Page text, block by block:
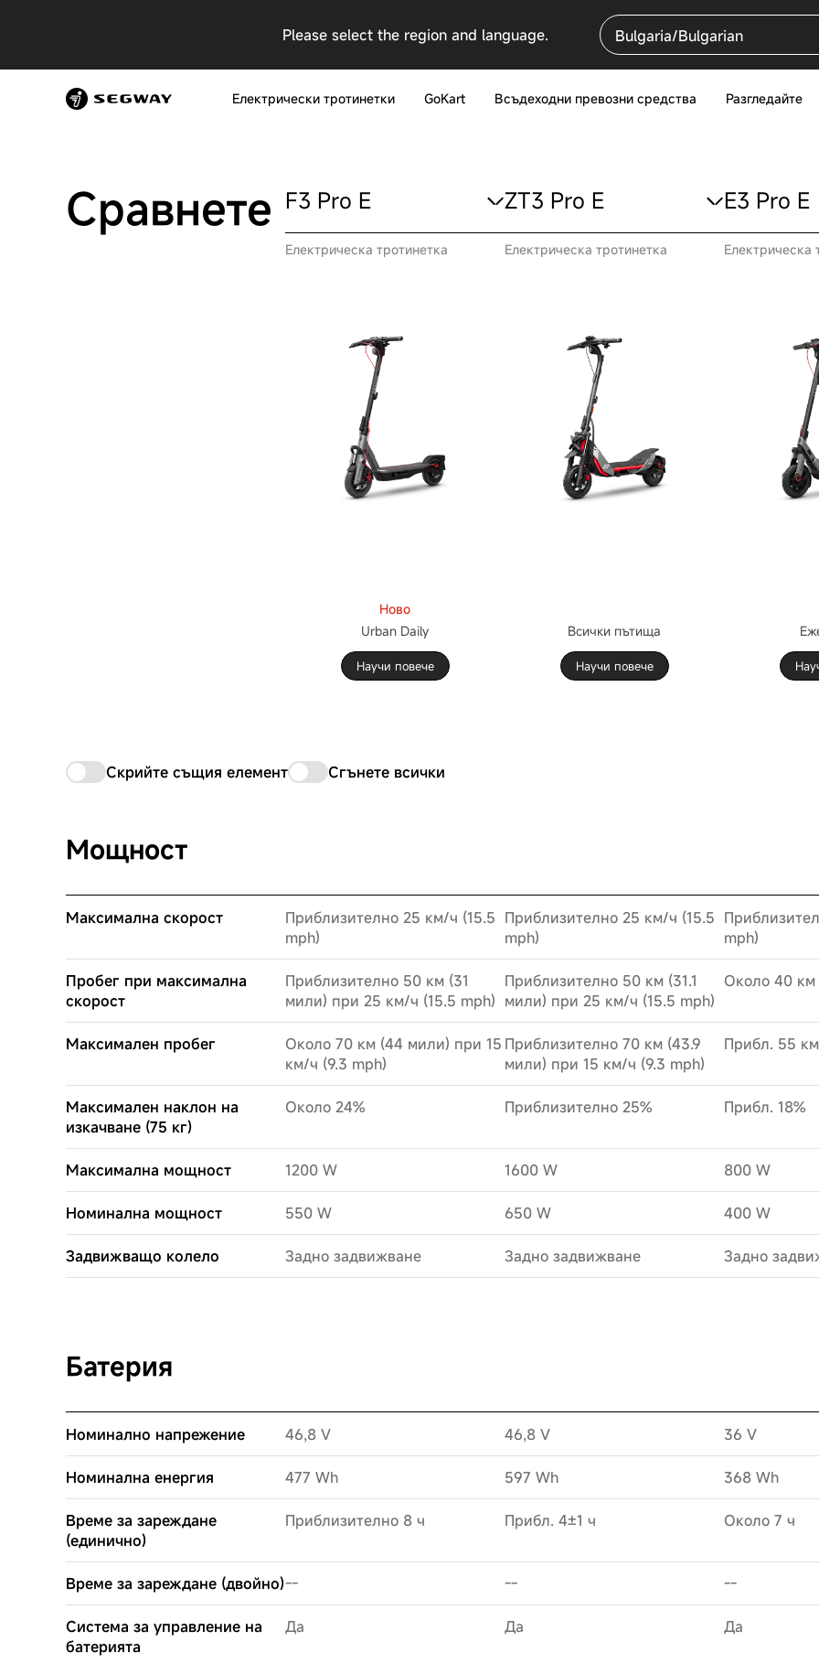
Please select the region and language. Bulgaria/Bulgarian
Електрически тротинетки GoKart Всъдеходни превозни средства Разгледайте
F3 Pro E
Електрическа тротинетка
ZT3 Pro E
Електрическа тротинетка
E3 Pro E
Електрическа
Сравнете
Ново
Urban Daily
Научи повече
Всички пътища
Научи повече
Скрийте същия елемент Сгънете всички
Мощност
Максимална скорост
Приблизително 25 км/ч (15.5
mph)
Приблизително 25 км/ч (15.5
mph)
mph)
Пробег при максимална
скорост
Приблизително 50 км (31
мили) при 25 км/ч (15.5 mph)
Приблизително 50 км (31.1
мили) при 25 км/ч (15.5 mph)
Около 40
Максимален пробег
Около 70 км (44 мили) при 15
км/ч (9.3 mph)
Приблизително 70 км (43.9
мили) при 15 км/ч (9.3 mph)
Прибл. 55
Максимален наклон на
изкачване (75 кг)
Около 24% Приблизително 25% Прибл. 18%
Максимална мощност 1200 W 1600 W 800 W
Номинална мощност 550 W 650 W 400 W
Задвижващо колело Задно задвижване Задно задвижване Задно
Батерия
Номинално напрежение 46,8 V 46,8 V 36 V
Номинална енергия 477 Wh 597 Wh 368 Wh
Време за зареждане
(единично)
Приблизително 8 ч Прибл. 4±1 ч Около 7 ч
Време за зареждане (двойно)-- -- --
Система за управление на
батерията
Да Да Да